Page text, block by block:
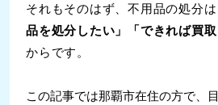
それもそのはず、不用品の処分は
品を処分したい」「できれば買取
からです。
この記事では那覇市在住の方で、